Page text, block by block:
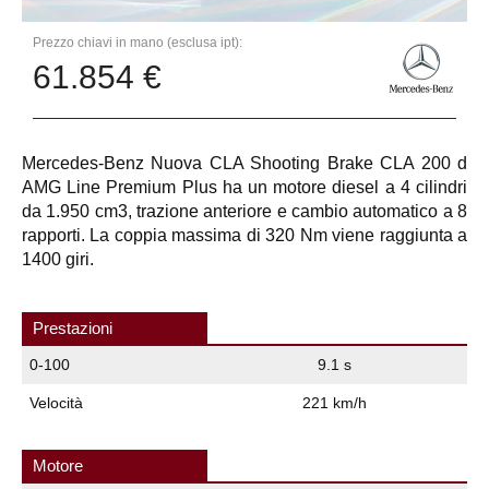
Prezzo chiavi in mano (esclusa ipt):
61.854 €
Mercedes-Benz Nuova CLA Shooting Brake CLA 200 d
AMG Line Premium Plus ha un motore diesel a 4 cilindri
da 1.950 cm3, trazione anteriore e cambio automatico a 8
rapporti. La coppia massima di 320 Nm viene raggiunta a
1400 giri.
Prestazioni
0-100 9.1 s
Velocità 221 km/h
Motore